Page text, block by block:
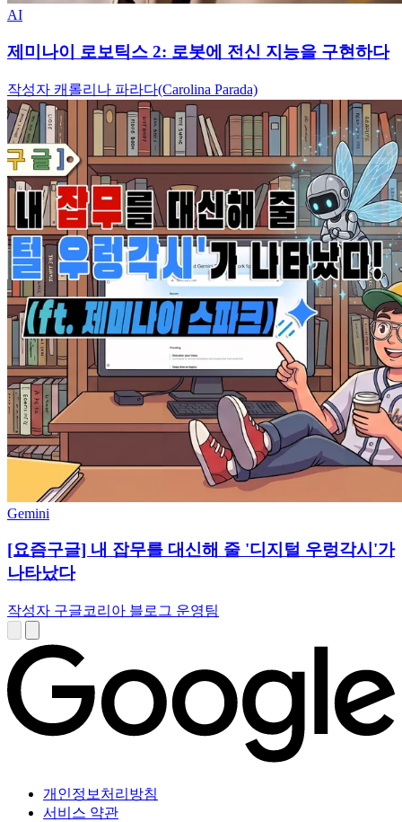
AI
제미나이 로보틱스 2: 로봇에 전신 지능을 구현하다
작성자 캐롤리나 파라다(Carolina Parada)
Gemini
[요즘구글] 내 잡무를 대신해 줄 '디지털 우렁각시'가
나타났다
작성자 구글코리아 블로그 운영팀
개인정보처리방침
서비스 약관